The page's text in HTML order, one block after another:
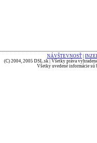
NÁVŠTEVNOSŤ
(C) 2004, 2005 DSL.sk | Všetky práva
Všetky uvedené informácie sú